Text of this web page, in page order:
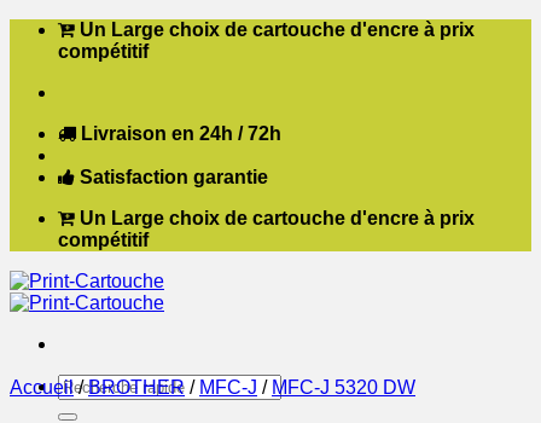
Passer Un Large choix de cartouche d'encre à prix
compétitif
Livraison en 24h / 72h
Satisfaction garantie
Un Large choix de cartouche d'encre à prix
compétitif
Recherche
pour :
Accueil / BROTHER / MFC-J / MFC-J 5320 DW